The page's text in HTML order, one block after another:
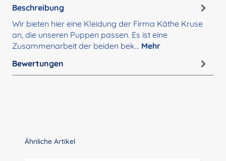
Beschreibung
Wir bieten hier eine Kleidung der Firma Käthe Kruse
an, die unseren Puppen passen. Es ist eine
Zusammenarbeit der beiden bek… Mehr
Bewertungen
Produktgalerie überspringen
Ähnliche Artikel